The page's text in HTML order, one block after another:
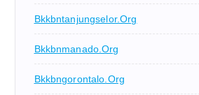
Bkkbntanjungselor.org
Bkkbnmanado.org
Bkkbngorontalo.org